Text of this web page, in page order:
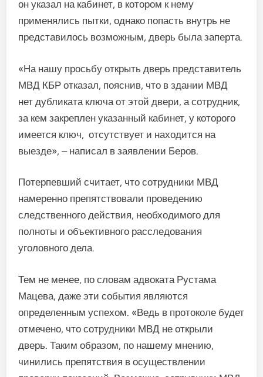
он указал на кабинет, в котором к нему
применялись пытки, однако попасть внутрь не
представилось возможным, дверь была заперта.
«На нашу просьбу открыть дверь представитель
МВД КБР отказал, пояснив, что в здании МВД
нет дубликата ключа от этой двери, а сотрудник,
за кем закреплен указанный кабинет, у которого
имеется ключ, отсутствует и находится на
выезде», – написал в заявлении Беров.
Потерпевший считает, что сотрудники МВД
намеренно препятствовали проведению
следственного действия, необходимого для
полноты и объективного расследования
уголовного дела.
Тем не менее, по словам адвоката Рустама
Мацева, даже эти события являются
определенным успехом. «Ведь в протоколе будет
отмечено, что сотрудники МВД не открыли
дверь. Таким образом, по нашему мнению,
чинились препятствия в осуществлении